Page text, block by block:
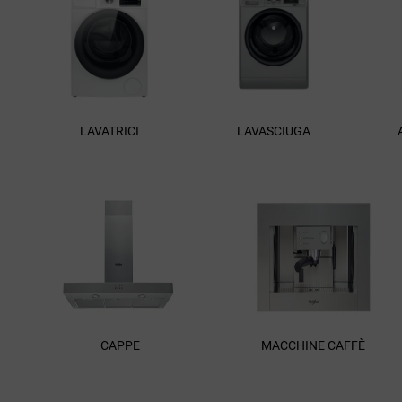
LAVATRICI LAVASCIUGA
CAPPE MACCHINE CAFFÈ